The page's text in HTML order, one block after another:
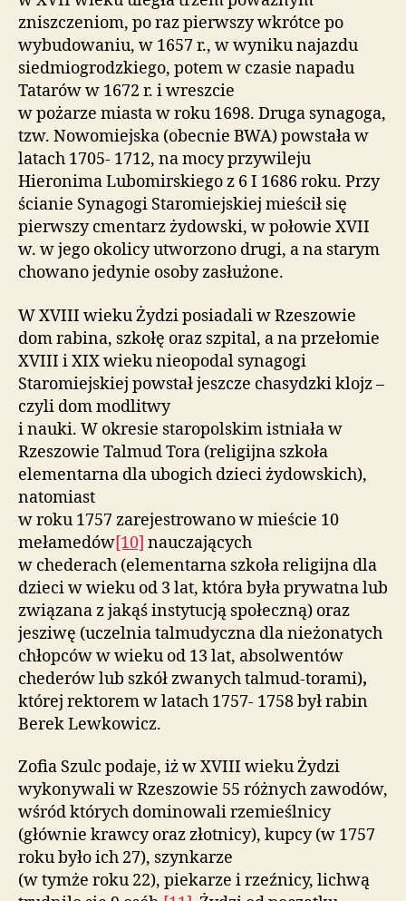
zniszczeniom, po raz pierwszy wkrótce po
wybudowaniu, w 1657 r., w wyniku najazdu
siedmiogrodzkiego, potem w czasie napadu
Tatarów w 1672 r. i wreszcie
w pożarze miasta w roku 1698. Druga synagoga,
tzw. Nowomiejska (obecnie BWA) powstała w
latach 1705- 1712, na mocy przywileju
Hieronima Lubomirskiego z 6 I 1686 roku. Przy
ścianie Synagogi Staromiejskiej mieścił się
pierwszy cmentarz żydowski, w połowie XVII
w. w jego okolicy utworzono drugi, a na starym
chowano jedynie osoby zasłużone.
W XVIII wieku Żydzi posiadali w Rzeszowie
dom rabina, szkołę oraz szpital, a na przełomie
XVIII i XIX wieku nieopodal synagogi
Staromiejskiej powstał jeszcze chasydzki klojz –
czyli dom modlitwy
i nauki. W okresie staropolskim istniała w
Rzeszowie Talmud Tora (religijna szkoła
elementarna dla ubogich dzieci żydowskich),
natomiast
w roku 1757 zarejestrowano w mieście 10
mełamedów[10] nauczających
w chederach (elementarna szkoła religijna dla
dzieci w wieku od 3 lat, która była prywatna lub
związana z jakąś instytucją społeczną) oraz
jesziwę (uczelnia talmudyczna dla nieżonatych
chłopców w wieku od 13 lat, absolwentów
chederów lub szkół zwanych talmud-torami),
której rektorem w latach 1757- 1758 był rabin
Berek Lewkowicz.
Zofia Szulc podaje, iż w XVIII wieku Żydzi
wykonywali w Rzeszowie 55 różnych zawodów,
wśród których dominowali rzemieślnicy
(głównie krawcy oraz złotnicy), kupcy (w 1757
roku było ich 27), szynkarze
(w tymże roku 22), piekarze i rzeźnicy, lichwą